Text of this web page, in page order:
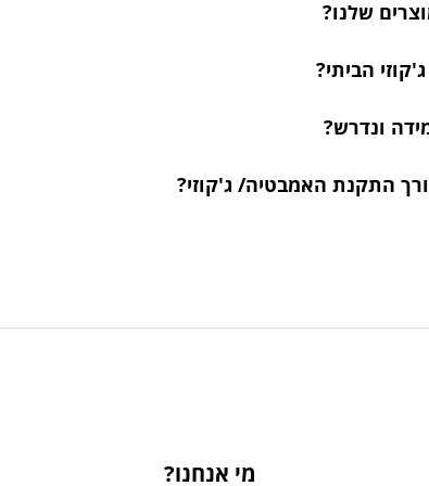
שלנו?
הביתי?
ונדרש?
התקנת האמבטיה/ ג'קוזי?
מי אנחנו?